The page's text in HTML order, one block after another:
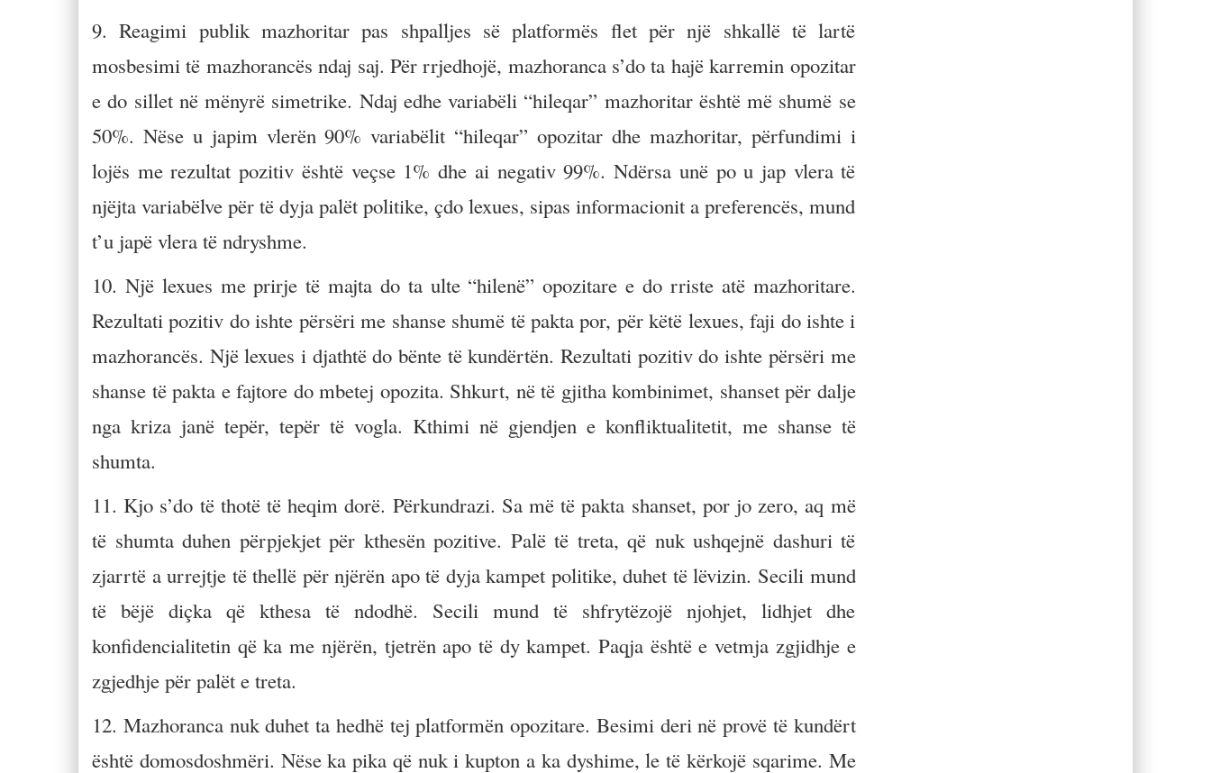
9. Reagimi publik mazhoritar pas shpalljes së platformës flet për një shkallë të lartë
mosbesimi të mazhorancës ndaj saj. Për rrjedhojë, mazhoranca s’do ta hajë karremin opozitar
e do sillet në mënyrë simetrike. Ndaj edhe variabëli “hileqar” mazhoritar është më shumë se
50%. Nëse u japim vlerën 90% variabëlit “hileqar” opozitar dhe mazhoritar, përfundimi i
lojës me rezultat pozitiv është veçse 1% dhe ai negativ 99%. Ndërsa unë po u jap vlera të
njëjta variabëlve për të dyja palët politike, çdo lexues, sipas informacionit a preferencës, mund
t’u japë vlera të ndryshme.
10. Një lexues me prirje të majta do ta ulte “hilenë” opozitare e do rriste atë mazhoritare.
Rezultati pozitiv do ishte përsëri me shanse shumë të pakta por, për këtë lexues, faji do ishte i
mazhorancës. Një lexues i djathtë do bënte të kundërtën. Rezultati pozitiv do ishte përsëri me
shanse të pakta e fajtore do mbetej opozita. Shkurt, në të gjitha kombinimet, shanset për dalje
nga kriza janë tepër, tepër të vogla. Kthimi në gjendjen e konfliktualitetit, me shanse të
shumta.
11. Kjo s’do të thotë të heqim dorë. Përkundrazi. Sa më të pakta shanset, por jo zero, aq më
të shumta duhen përpjekjet për kthesën pozitive. Palë të treta, që nuk ushqejnë dashuri të
zjarrtë a urrejtje të thellë për njërën apo të dyja kampet politike, duhet të lëvizin. Secili mund
të bëjë diçka që kthesa të ndodhë. Secili mund të shfrytëzojë njohjet, lidhjet dhe
konfidencialitetin që ka me njërën, tjetrën apo të dy kampet. Paqja është e vetmja zgjidhje e
zgjedhje për palët e treta.
12. Mazhoranca nuk duhet ta hedhë tej platformën opozitare. Besimi deri në provë të kundërt
është domosdoshmëri. Nëse ka pika që nuk i kupton a ka dyshime, le të kërkojë sqarime. Me